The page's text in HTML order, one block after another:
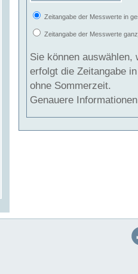
Zeitangabe der Messwerte in
Zeitangabe der Messwerte
Sie können auswählen,
erfolgt die Zeitangabe
ohne Sommerzeit.
Genauere